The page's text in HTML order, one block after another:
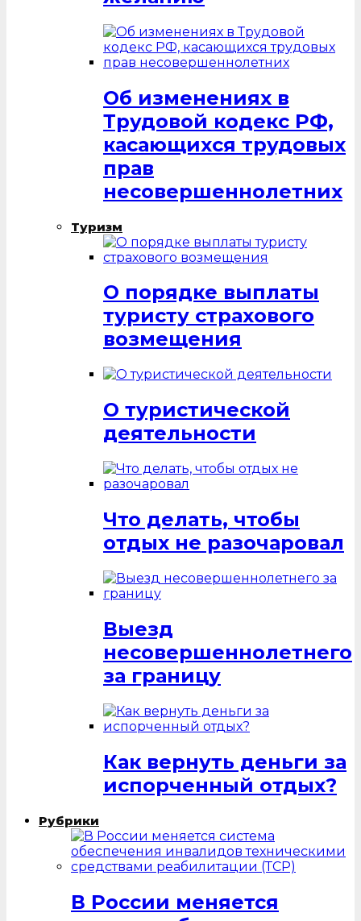
Об изменениях в
Трудовой кодекс РФ,
касающихся трудовых
прав
несовершеннолетних
Туризм
О порядке выплаты
туристу страхового
возмещения
О туристической
деятельности
Что делать, чтобы
отдых не разочаровал
Выезд
несовершеннолетнего
за границу
Как вернуть деньги за
испорченный отдых?
Рубрики
В России меняется